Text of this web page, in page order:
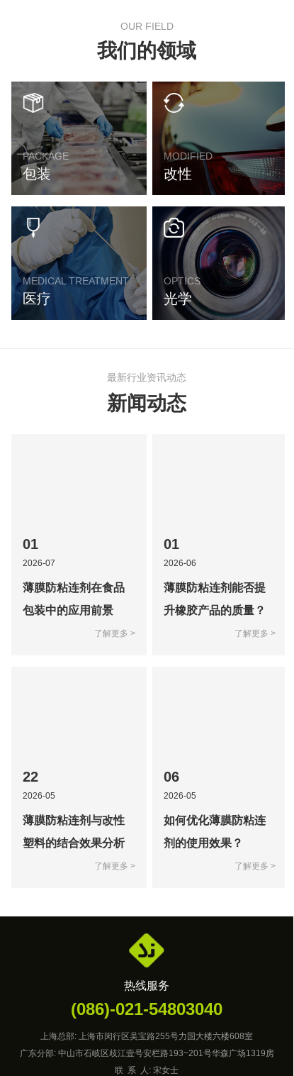
易剥离树脂JSEASYPELTM™系列OUR FIELD
我们的领域
PACKAGE
包装
MODIFIED
改性
MEDICAL TREATMENT
医疗
OPTICS
光学
最新行业资讯动态
新闻动态
01
2026-07
薄膜防粘连剂在食品
包装中的应用前景
了解更多 >
01
2026-06
薄膜防粘连剂能否提
升橡胶产品的质量？
了解更多 >
22
2026-05
薄膜防粘连剂与改性
塑料的结合效果分析
了解更多 >
06
2026-05
如何优化薄膜防粘连
剂的使用效果？
了解更多 >
热线服务
(086)-021-54803040
上海总部: 上海市闵行区吴宝路255号力国大楼六楼608室
广东分部: 中山市石岐区歧江壹号安栏路193~201号华森广场1319房
联 系 人: 宋女士